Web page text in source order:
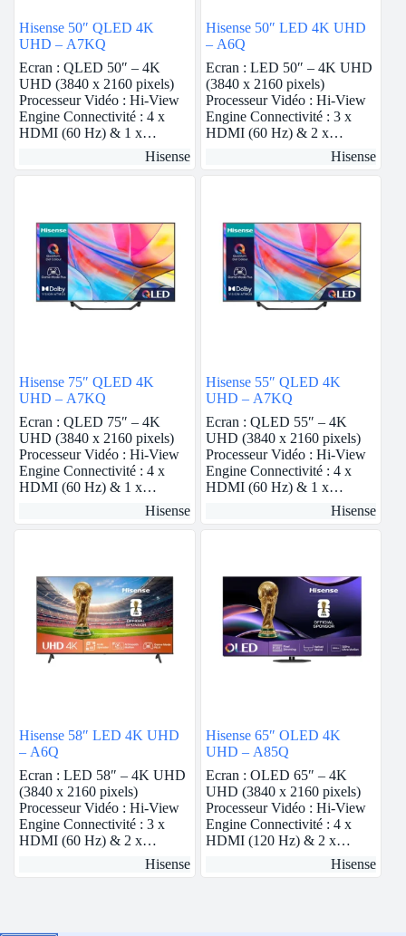
Hisense 50″ QLED 4K
UHD – A7KQ
Ecran : QLED 50″ – 4K
UHD (3840 x 2160 pixels)
Processeur Vidéo : Hi-View
Engine Connectivité : 4 x
HDMI (60 Hz) & 1 x…
Hisense
Hisense 50″ LED 4K UHD
– A6Q
Ecran : LED 50″ – 4K UHD
(3840 x 2160 pixels)
Processeur Vidéo : Hi-View
Engine Connectivité : 3 x
HDMI (60 Hz) & 2 x…
Hisense
Hisense 75″ QLED 4K
UHD – A7KQ
Ecran : QLED 75″ – 4K
UHD (3840 x 2160 pixels)
Processeur Vidéo : Hi-View
Engine Connectivité : 4 x
HDMI (60 Hz) & 1 x…
Hisense
Hisense 55″ QLED 4K
UHD – A7KQ
Ecran : QLED 55″ – 4K
UHD (3840 x 2160 pixels)
Processeur Vidéo : Hi-View
Engine Connectivité : 4 x
HDMI (60 Hz) & 1 x…
Hisense
Hisense 58″ LED 4K UHD
– A6Q
Ecran : LED 58″ – 4K UHD
(3840 x 2160 pixels)
Processeur Vidéo : Hi-View
Engine Connectivité : 3 x
HDMI (60 Hz) & 2 x…
Hisense
Hisense 65″ OLED 4K
UHD – A85Q
Ecran : OLED 65″ – 4K
UHD (3840 x 2160 pixels)
Processeur Vidéo : Hi-View
Engine Connectivité : 4 x
HDMI (120 Hz) & 2 x…
Hisense